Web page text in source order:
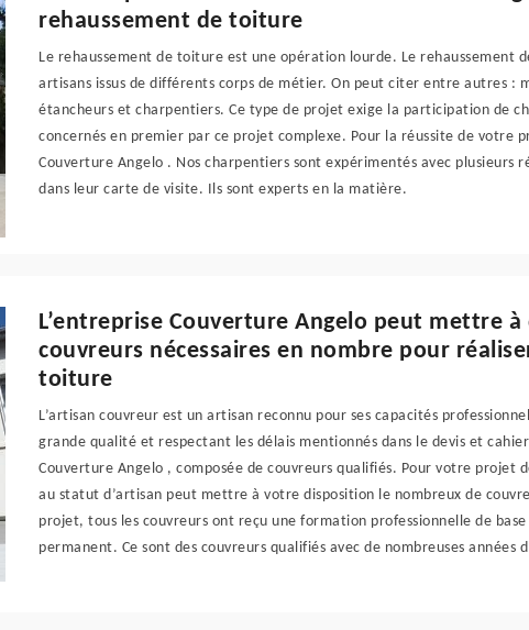
rehaussement de toiture
Le rehaussement de toiture est une opération lourde. Le rehaussement
artisans issus de différents corps de métier. On peut citer entre autres :
étancheurs et charpentiers. Ce type de projet exige la participation de
concernés en premier par ce projet complexe. Pour la réussite de votre
Couverture Angelo . Nos charpentiers sont expérimentés avec plusieurs
dans leur carte de visite. Ils sont experts en la matière.
L’entreprise Couverture Angelo peut mettre
couvreurs nécessaires en nombre pour
toiture
L’artisan couvreur est un artisan reconnu pour ses capacités
grande qualité et respectant les délais mentionnés dans le devis et
Couverture Angelo , composée de couvreurs qualifiés. Pour votre projet
au statut d’artisan peut mettre à votre disposition le nombreux de
projet, tous les couvreurs ont reçu une formation professionnelle de
permanent. Ce sont des couvreurs qualifiés avec de nombreuses années